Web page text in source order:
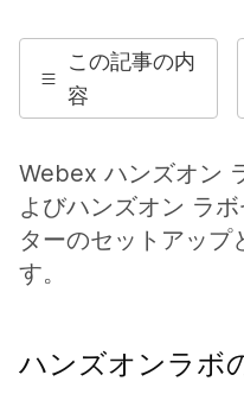
この記事の内
容
Webex ハンズオン
よびハンズオン ラ
ターのセットアップ
す。
ハンズオンラボ